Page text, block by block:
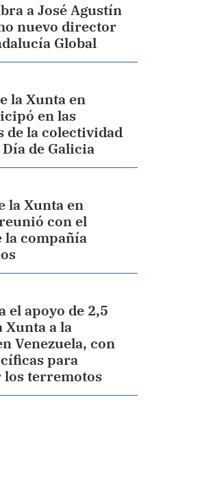
a José Agustín
nuevo director
Global
la Xunta en
en las
de la colectividad
de Galicia
la Xunta en
con el
la compañía
el apoyo de 2,5
Xunta a la
Venezuela, con
para
los terremotos